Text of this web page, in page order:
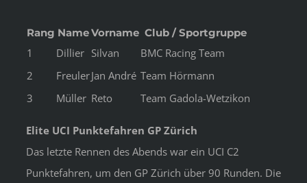
Rang NameVorname Club / Sportgruppe
1 Dillier Silvan
BMC Racing Team
2
FreulerJan André Team Hörmann
3
Müller Reto Team Gadola-Wetzikon
Elite UCI Punktefahren GP Zürich
Das letzte Rennen des Abends war ein UCI C2
Punktefahren, um den GP Zürich über 90 Runden. Die